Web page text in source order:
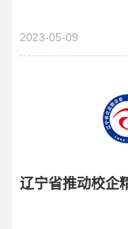
2023-05-09
辽宁省推动校企